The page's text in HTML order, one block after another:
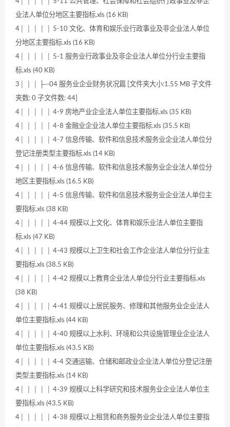
业法人单位分地区主要指标.xls (16 KB)
4│ │ │ │ │ 5-10 文化、体育和娱乐业行政事业及非企业法人单位
分地区主要指标.xls (16 KB)
4│ │ │ │ │ 5-1 服务业行政事业及非企业法人单位分行业主要指
标.xls (40 KB)
3│ │ │ ├─04 服务业企业财务状况篇 [文件夹大小:1.55 MB 子文件
夹数: 0 子文件数: 44]
4│ │ │ │ │ 4-9 房地产业企业法人单位主要指标.xls (35 KB)
4│ │ │ │ │ 4-8 金融业企业法人单位主要指标.xls (35.5 KB)
4│ │ │ │ │ 4-7 信息传输、软件和信息技术服务业企业法人单位分
登记注册类型主要指标.xls (14 KB)
4│ │ │ │ │ 4-6 信息传输、软件和信息技术服务业企业法人单位分
地区主要指标.xls (16.5 KB)
4│ │ │ │ │ 4-5 信息传输、软件和信息技术服务业企业法人单位主
要指标.xls (38 KB)
4│ │ │ │ │ 4-44 规模以上文化、体育和娱乐业法人单位主要指
标.xls (47 KB)
4│ │ │ │ │ 4-43 规模以上卫生和社会工作企业法人单位分行业主
要指标.xls (38.5 KB)
4│ │ │ │ │ 4-42 规模以上教育企业法人单位分行业主要指标.xls
(38 KB)
4│ │ │ │ │ 4-41 规模以上居民服务、修理和其他服务业企业法人
单位主要指标.xls (44 KB)
4│ │ │ │ │ 4-40 规模以上水利、环境和公共设施管理业企业法人
单位主要指标.xls (43.5 KB)
4│ │ │ │ │ 4-4 交通运输、仓储和邮政业企业法人单位分登记注册
类型主要指标.xls (14 KB)
4│ │ │ │ │ 4-39 规模以上科学研究和技术服务业企业法人单位主
要指标.xls (43.5 KB)
4│ │ │ │ │ 4-38 规模以上租赁和商务服务业企业法人单位主要指